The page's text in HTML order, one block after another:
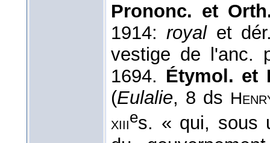
Prononc. et
1914:royalet
vestige de l'anc.
1694. Étymol. et
(Eulalie, 8 ds
xiiies. « qui, sous